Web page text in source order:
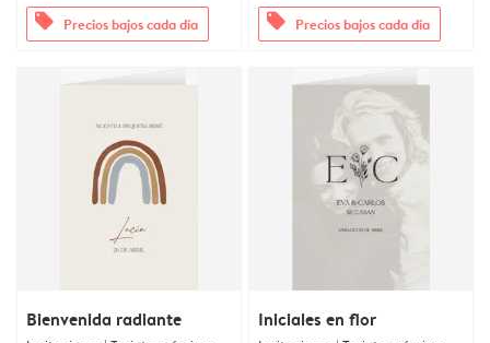
offers Precios bajos cada día offers Precios bajos cada día
Bienvenida radiante Iniciales en flor